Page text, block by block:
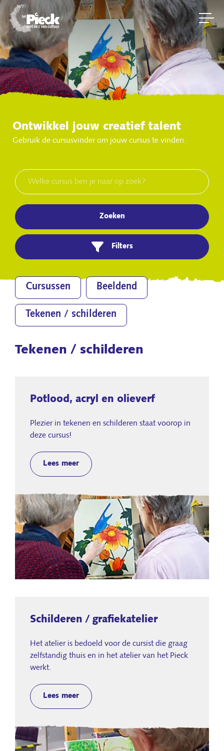
Ontwikkel jouw creatief talent
Gebruik de cursusvinder om jouw cursus te vinden.
Zoeken
Filters
Cursussen Beeldend
Tekenen / schilderen
Tekenen / schilderen
Potlood, acryl en olieverf
Plezier in tekenen en schilderen staat voorop in
deze cursus!
Lees meer
Schilderen / grafiekatelier
Het atelier is bedoeld voor de cursist die graag
zelfstandig thuis en in het atelier van het Pieck
werkt.
Lees meer